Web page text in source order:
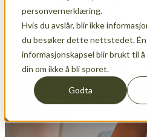
personvernerklæring.
Hvis du avslår, blir ikke
du besøker dette nettstedet.
informasjonskapsel blir brukt til
din om ikke å bli sporet.
Godta
Projects
Projects are our gateway to connect
opportunities, expand our network